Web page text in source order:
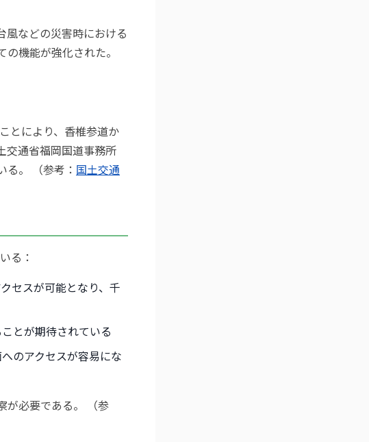
風などの災害時における
機能が強化された。
とにより、香椎参道か
交通省福岡国道事務所
。 （参考： 国土交通
る：
セスが可能となり、千
とが期待されている
のアクセスが容易にな
が必要である。 （参